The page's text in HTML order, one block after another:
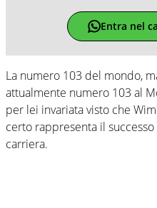
Entra nel
La numero 103 del mondo,
attualmente numero 103 al
per lei invariata visto che
certo rappresenta il
carriera.